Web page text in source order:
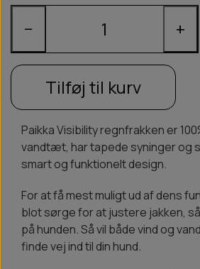
− +
Tilføj til kurv
Paikka Visibility regnfrakken er
vandtæt, har tapede syninger og
smart og funktionelt design.
For at få mest muligt ud af dens
blot sørge for at justere jakken,
på hunden. Så vil både vind og
finde vej ind til din hund.